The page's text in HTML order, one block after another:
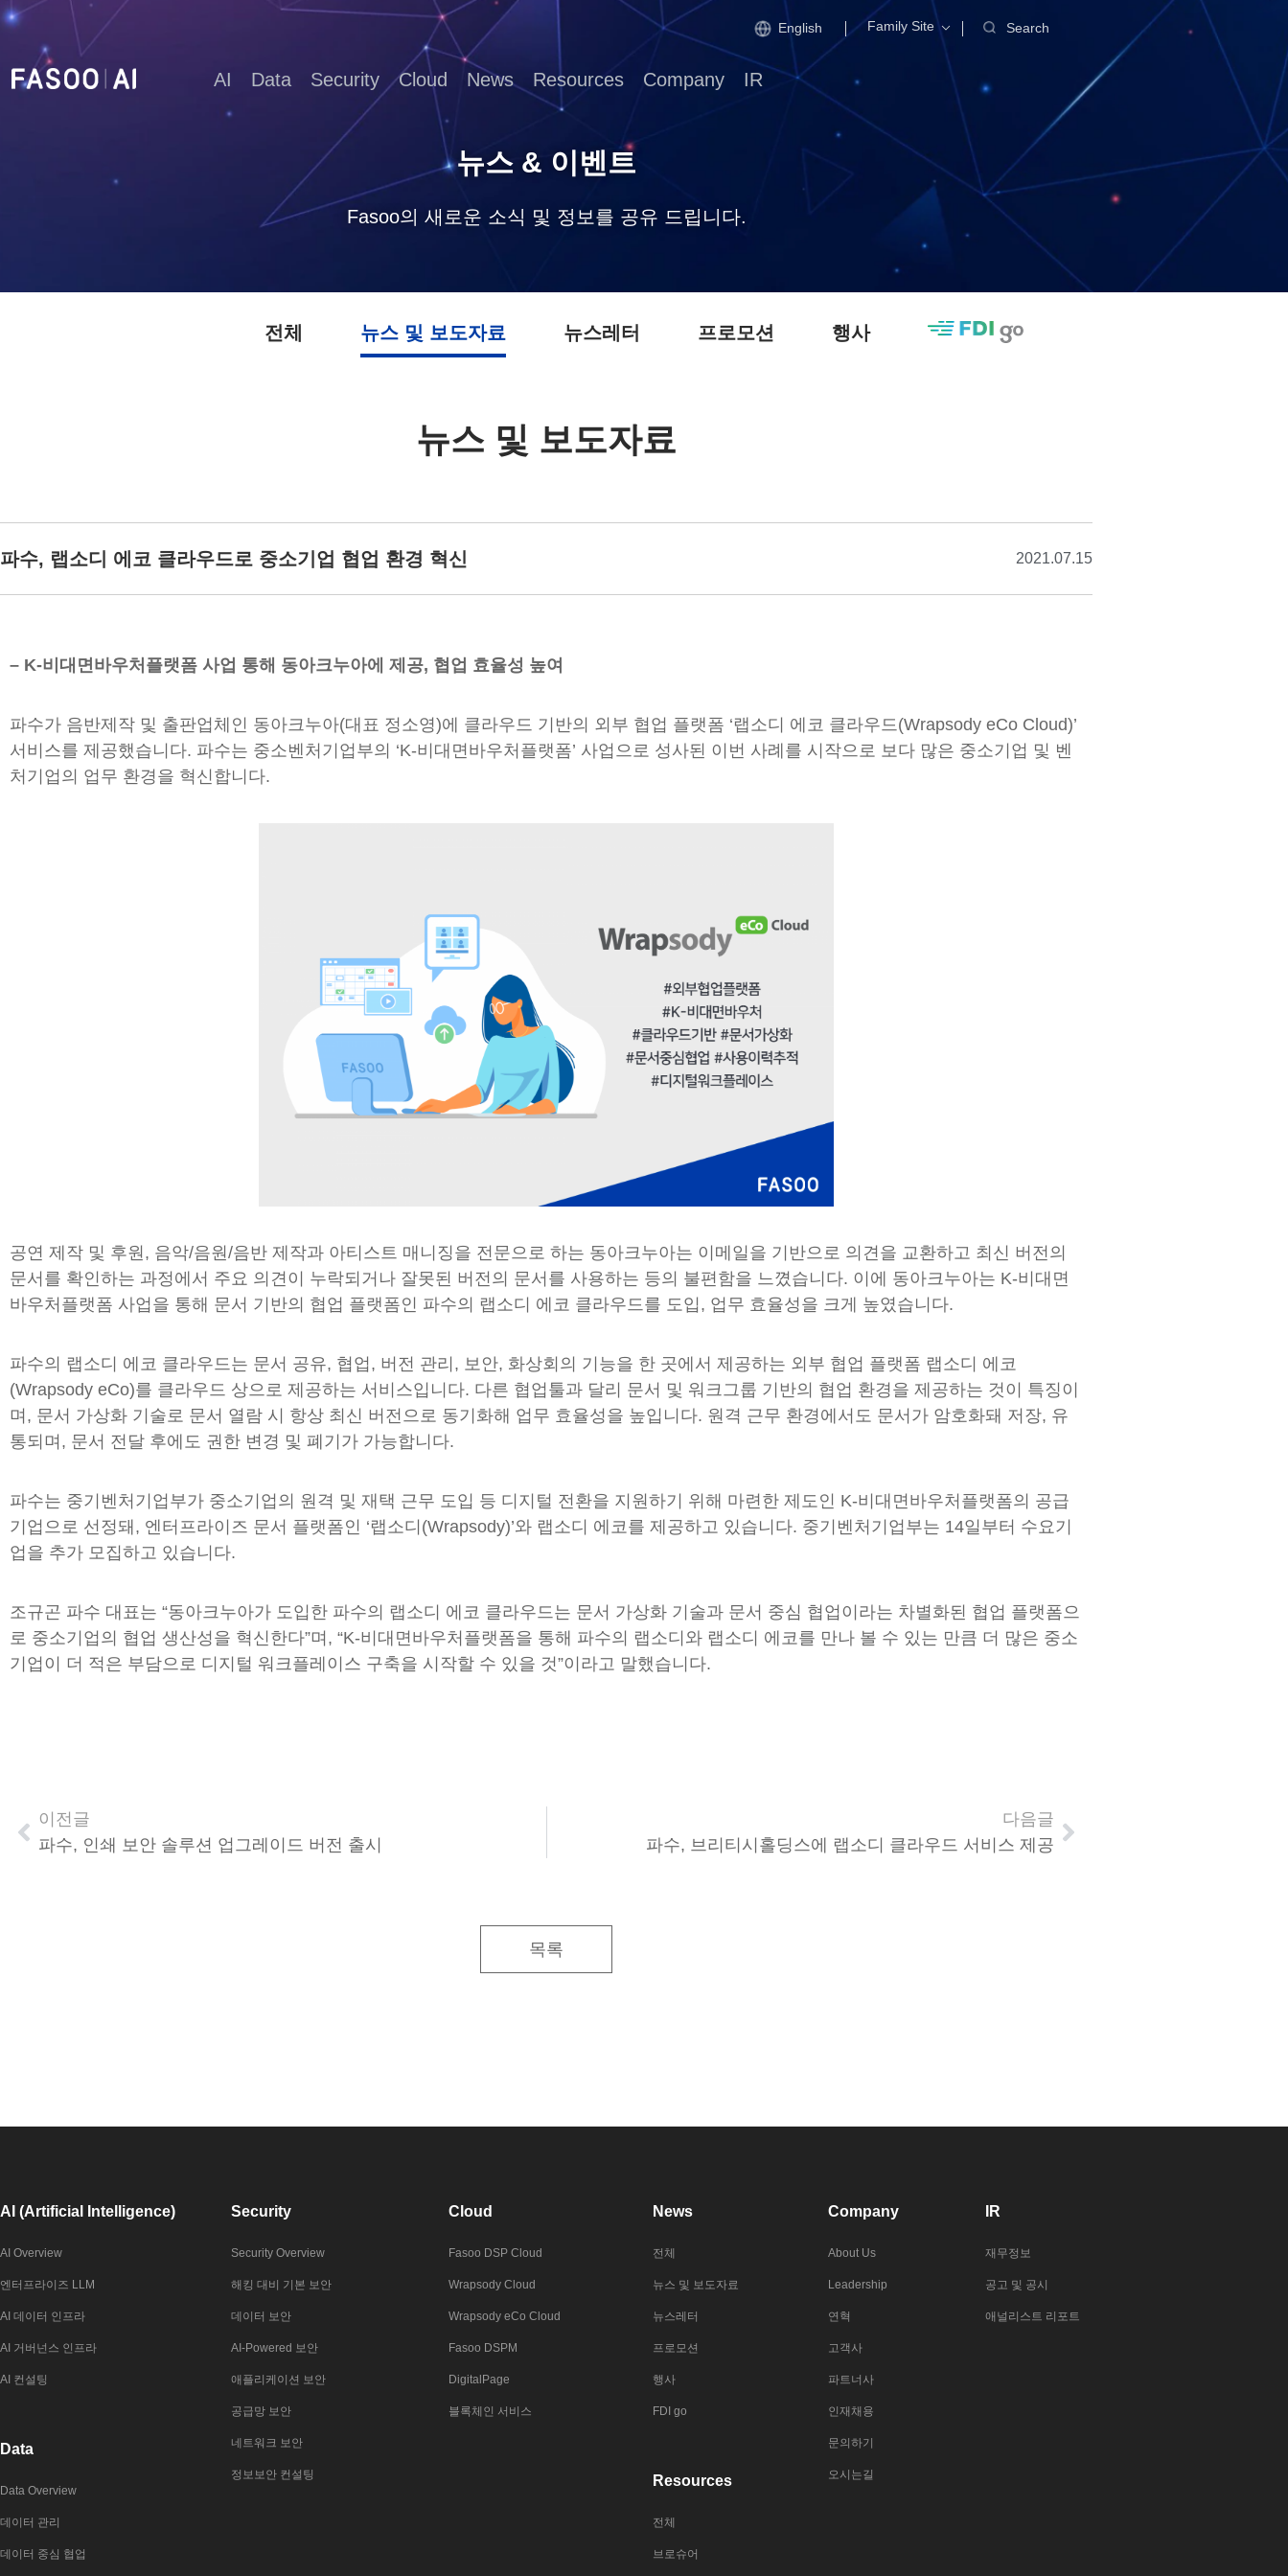
English Family Site Search
AI Data Security Cloud News Resources Company IR
뉴스 & 이벤트
Fasoo의 새로운 소식 및 정보를 공유 드립니다.
전체 뉴스 및 보도자료 뉴스레터 프로모션 행사
뉴스 및 보도자료
파수, 랩소디 에코 클라우드로 중소기업 협업 환경 혁신 2021.07.15
– K-비대면바우처플랫폼 사업 통해 동아크누아에 제공, 협업 효율성 높여
파수가 음반제작 및 출판업체인 동아크누아(대표 정소영)에 클라우드 기반의 외부 협업 플랫폼 ‘랩소디 에코 클라우드(Wrapsody eCo Cloud)’
서비스를 제공했습니다. 파수는 중소벤처기업부의 ‘K-비대면바우처플랫폼’ 사업으로 성사된 이번 사례를 시작으로 보다 많은 중소기업 및 벤
처기업의 업무 환경을 혁신합니다.
공연 제작 및 후원, 음악/음원/음반 제작과 아티스트 매니징을 전문으로 하는 동아크누아는 이메일을 기반으로 의견을 교환하고 최신 버전의
문서를 확인하는 과정에서 주요 의견이 누락되거나 잘못된 버전의 문서를 사용하는 등의 불편함을 느꼈습니다. 이에 동아크누아는 K-비대면
바우처플랫폼 사업을 통해 문서 기반의 협업 플랫폼인 파수의 랩소디 에코 클라우드를 도입, 업무 효율성을 크게 높였습니다.
파수의 랩소디 에코 클라우드는 문서 공유, 협업, 버전 관리, 보안, 화상회의 기능을 한 곳에서 제공하는 외부 협업 플랫폼 랩소디 에코
(Wrapsody eCo)를 클라우드 상으로 제공하는 서비스입니다. 다른 협업툴과 달리 문서 및 워크그룹 기반의 협업 환경을 제공하는 것이 특징이
며, 문서 가상화 기술로 문서 열람 시 항상 최신 버전으로 동기화해 업무 효율성을 높입니다. 원격 근무 환경에서도 문서가 암호화돼 저장, 유
통되며, 문서 전달 후에도 권한 변경 및 폐기가 가능합니다.
파수는 중기벤처기업부가 중소기업의 원격 및 재택 근무 도입 등 디지털 전환을 지원하기 위해 마련한 제도인 K-비대면바우처플랫폼의 공급
기업으로 선정돼, 엔터프라이즈 문서 플랫폼인 ‘랩소디(Wrapsody)’와 랩소디 에코를 제공하고 있습니다. 중기벤처기업부는 14일부터 수요기
업을 추가 모집하고 있습니다.
조규곤 파수 대표는 “동아크누아가 도입한 파수의 랩소디 에코 클라우드는 문서 가상화 기술과 문서 중심 협업이라는 차별화된 협업 플랫폼으
로 중소기업의 협업 생산성을 혁신한다”며, “K-비대면바우처플랫폼을 통해 파수의 랩소디와 랩소디 에코를 만나 볼 수 있는 만큼 더 많은 중소
기업이 더 적은 부담으로 디지털 워크플레이스 구축을 시작할 수 있을 것”이라고 말했습니다.
이전글
파수, 인쇄 보안 솔루션 업그레이드 버전 출시
다음글
파수, 브리티시홀딩스에 랩소디 클라우드 서비스 제공
목록
AI (Artificial Intelligence)
AI Overview
엔터프라이즈 LLM
AI 데이터 인프라
AI 거버넌스 인프라
AI 컨설팅
Data
Data Overview
데이터 관리
데이터 중심 협업
Security
Security Overview
해킹 대비 기본 보안
데이터 보안
AI-Powered 보안
애플리케이션 보안
공급망 보안
네트워크 보안
정보보안 컨설팅
Cloud
Fasoo DSP Cloud
Wrapsody Cloud
Wrapsody eCo Cloud
Fasoo DSPM
DigitalPage
블록체인 서비스
News
전체
뉴스 및 보도자료
뉴스레터
프로모션
행사
FDI go
Resources
전체
브로슈어
Company
About Us
Leadership
연혁
고객사
파트너사
인재채용
문의하기
오시는길
IR
재무정보
공고 및 공시
애널리스트 리포트